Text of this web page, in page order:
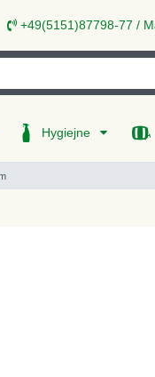
+49(5151)87798-77 /
Hygiejne